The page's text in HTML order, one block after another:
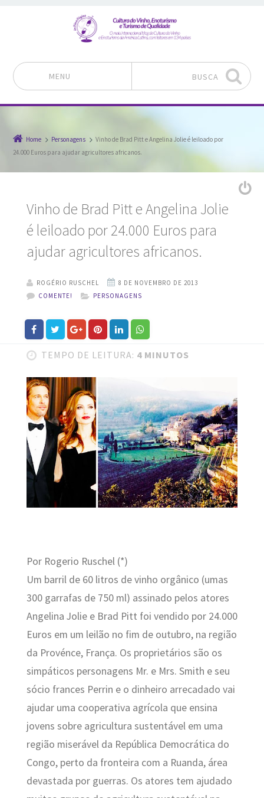
MENU BUSCA
Home Personagens
Vinho de Brad Pitt e Angelina Jolie é leiloado por
24.000 Euros para ajudar agricultores africanos.
Vinho de Brad Pitt e Angelina Jolie
é leiloado por 24.000 Euros para
ajudar agricultores africanos.
ROGÉRIO RUSCHEL
COMENTE!
PERSONAGENS
TEMPO DE LEITURA: 4 MINUTOS
Por Rogerio Ruschel (*)
Um barril de 60 litros de vinho orgânico (umas
300 garrafas de 750 ml) assinado pelos atores
Angelina Jolie e Brad Pitt foi vendido por 24.000
Euros em um leilão no fim de outubro, na região
da Provénce, França. Os proprietários são os
simpáticos personagens Mr. e Mrs. Smith e seu
sócio frances Perrin e o dinheiro arrecadado vai
ajudar uma cooperativa agrícola que ensina
jovens sobre agricultura sustentável em uma
região miserável da República Democrática do
Congo, perto da fronteira com a Ruanda, área
devastada por guerras. Os atores tem ajudado